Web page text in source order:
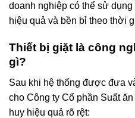
doanh nghiệp có thể sử dụng
hiệu quả và bền bỉ theo thời
Thiết bị giặt là công
gì?
Sau khi hệ thống được đưa
cho Công ty Cổ phần Suất
huy hiệu quả rõ rệt: